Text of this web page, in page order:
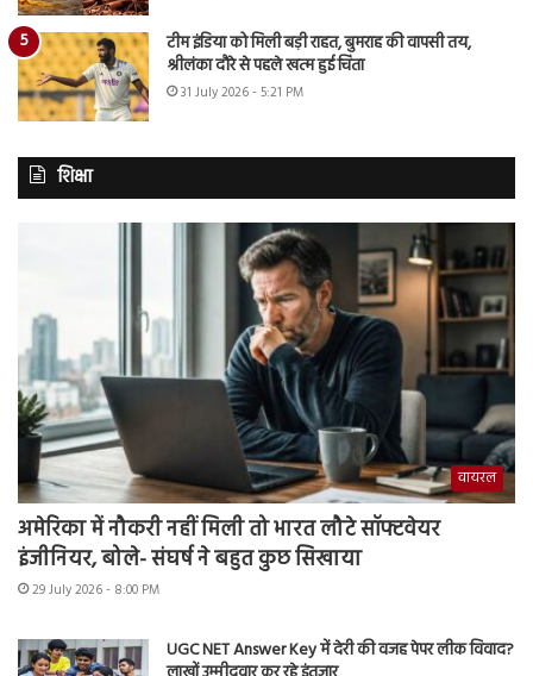
टीम इंडिया को मिली बड़ी राहत, बुमराह की वापसी तय,
श्रीलंका दौरे से पहले खत्म हुई चिंता
31 July 2026 - 5:21 PM
शिक्षा
वायरल
अमेरिका में नौकरी नहीं मिली तो भारत लौटे सॉफ्टवेयर
इंजीनियर, बोले- संघर्ष ने बहुत कुछ सिखाया
29 July 2026 - 8:00 PM
UGC NET Answer Key में देरी की वजह पेपर लीक विवाद?